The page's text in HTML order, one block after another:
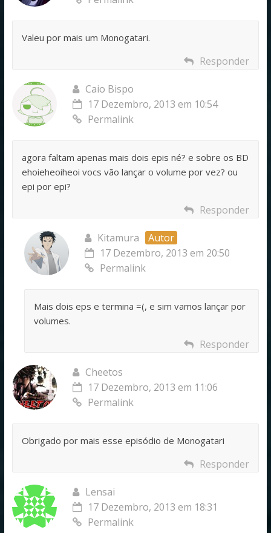
Valeu por mais um Monogatari.
Responder
Caio Bispo
17 Dezembro, 2013 em 10:54
Permalink
agora faltam apenas mais dois epis né? e sobre os BD
ehoieheoiheoi vocs vão lançar o volume por vez? ou
epi por epi?
Responder
Kitamura
Autor
17 Dezembro, 2013 em 20:50
Permalink
Mais dois eps e termina =(, e sim vamos lançar por
volumes.
Responder
Cheetos
17 Dezembro, 2013 em 11:06
Permalink
Obrigado por mais esse episódio de Monogatari
Responder
Lensai
17 Dezembro, 2013 em 18:31
Permalink